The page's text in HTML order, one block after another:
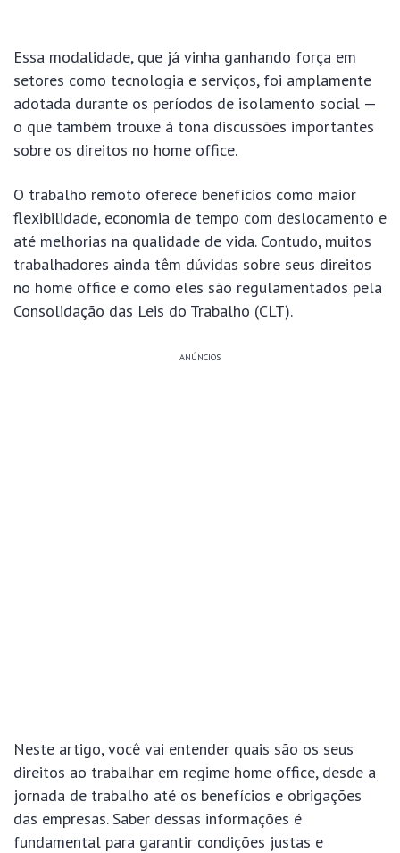
Essa modalidade, que já vinha ganhando força em
setores como tecnologia e serviços, foi amplamente
adotada durante os períodos de isolamento social —
o que também trouxe à tona discussões importantes
sobre os direitos no home office.
O trabalho remoto oferece benefícios como maior
flexibilidade, economia de tempo com deslocamento e
até melhorias na qualidade de vida. Contudo, muitos
trabalhadores ainda têm dúvidas sobre seus direitos
no home office e como eles são regulamentados pela
Consolidação das Leis do Trabalho (CLT).
ANÚNCIOS
Neste artigo, você vai entender quais são os seus
direitos ao trabalhar em regime home office, desde a
jornada de trabalho até os benefícios e obrigações
das empresas. Saber dessas informações é
fundamental para garantir condições justas e